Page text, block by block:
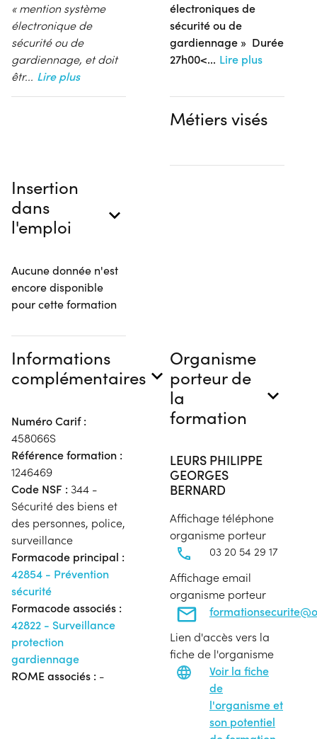
« mention système
électronique de
sécurité ou de
gardiennage, et doit
êtr... Lire plus
électroniques de
sécurité ou de
gardiennage » Durée
27h00<... Lire plus
Métiers visés
Insertion
dans
l'emploi
Aucune donnée n'est
encore disponible
pour cette formation
Informations
complémentaires
Numéro Carif :
458066S
Référence formation :
1246469
Code NSF : 344 -
Sécurité des biens et
des personnes, police,
surveillance
Formacode principal :
42854 - Prévention
sécurité
Formacode associés :
42822 - Surveillance
protection
gardiennage
ROME associés : -
Organisme
porteur de
la
formation
LEURS PHILIPPE
GEORGES
BERNARD
Affichage téléphone
organisme porteur
03 20 54 29 17
Affichage email
organisme porteur
Lien d'accès vers la
fiche de l'organisme
Voir la fiche
de
l'organisme et
son potentiel